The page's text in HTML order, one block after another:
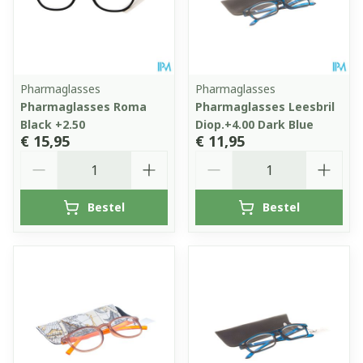
Pharmaglasses
Pharmaglasses Roma
Black +2.50
€ 15,95
Bestel
Pharmaglasses
Pharmaglasses Leesbril
Diop.+4.00 Dark Blue
€ 11,95
Bestel